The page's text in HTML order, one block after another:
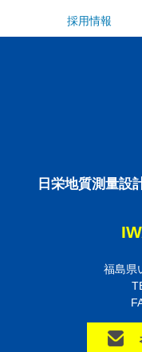
採用情報
日栄地質測量設
福島県